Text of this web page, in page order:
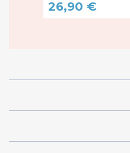
26,90 €